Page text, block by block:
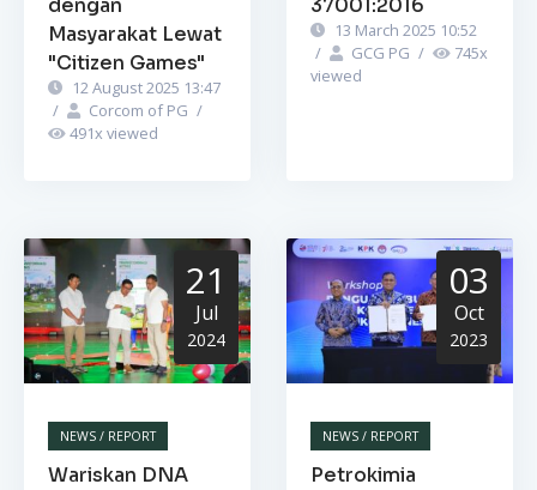
Masyarakat Lewat
"Citizen Games"
12 August 2025 13:47
/
Corcom of PG /
491x viewed
13 March 2025 10:52
/
GCG PG / 745x
viewed
21
Jul
2024
NEWS / REPORT
Wariskan DNA
03
Oct
2023
NEWS / REPORT
Petrokimia